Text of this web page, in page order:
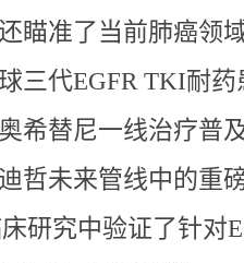
瞄准了当前肺癌领
三代EGFR TKI耐药
希替尼一线治疗普
哲未来管线中的重
研究中验证了针对